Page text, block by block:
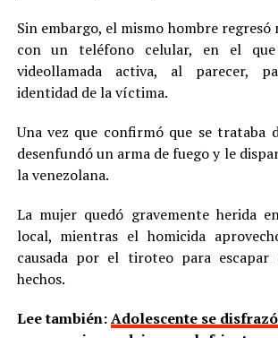
Sin embargo, el mismo hombre regresó
con un teléfono celular, en el
videollamada activa, al parecer,
identidad de la víctima.
Una vez que confirmó que se trataba
desenfundó un arma de fuego y le
la venezolana.
La mujer quedó gravemente herida
local, mientras el homicida
causada por el tiroteo para
hechos.
Lee también:Adolescente se